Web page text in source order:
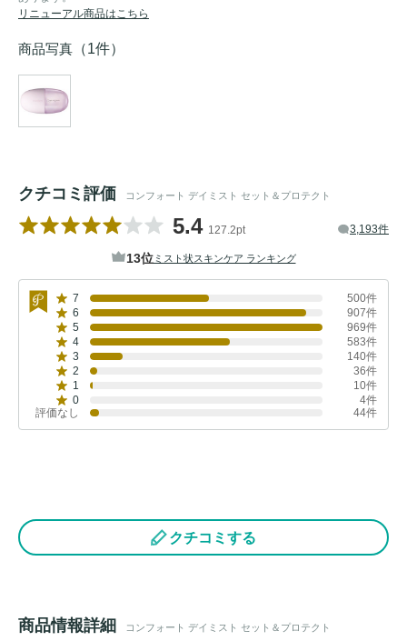
リニューアル商品はこちら
商品写真 （1件）
クチコミ評価 コンフォート デイミスト セット＆プロテクト
5.4 127.2pt 3,193件
13位ミスト状スキンケア ランキング
7
500件
6
907件
5
969件
4
583件
3
140件
2
36件
1
10件
0
4件
評価なし
44件
クチコミする
商品情報詳細 コンフォート デイミスト セット＆プロテクト